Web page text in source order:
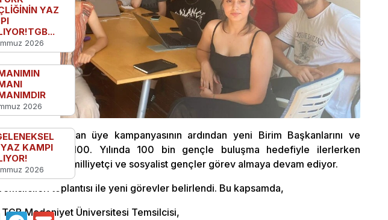
ayında yapılan üye kampanyasının ardından yeni Birim Başkanlarını ve
29. Ekim’in 100. Yılında 100 bin gençle buluşma hedefiyle ilerlerken
devrimci, milliyetçi ve sosyalist gençler görev almaya devam ediyor.
toplantısı ile yeni görevler belirlendi. Bu kapsamda,
Medeniyet Üniversitesi Temsilcisi,
YAZ
2026
2026
KAMPI
2026